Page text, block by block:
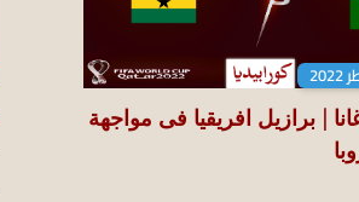
| برازيل افريقيا فى مواجهة